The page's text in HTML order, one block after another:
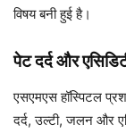
विषय बनी हुई है।
पेट दर्द और
एसएमएस हॉस्पिटल
दर्द, उल्टी, जलन और